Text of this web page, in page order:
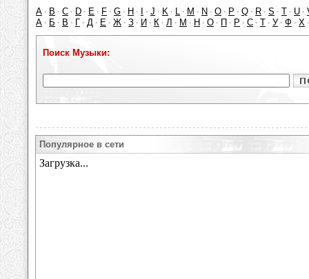
A · B · C · D · E · F · G · H · · J · K · L · M · N · O · P · Q · R · S · T · U ·
А · Б · В · Г · Д · Е · Ж · З · И · К · Л · М · Н · О · П · Р · С · Т · У · Ф · Х
Поиск Музыки:
Популярное в сети